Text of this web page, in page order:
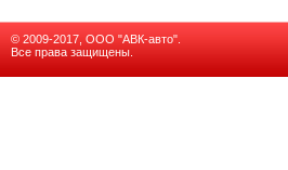
© 2009-2017, ООО "АВК-авто".
Все права защищены.